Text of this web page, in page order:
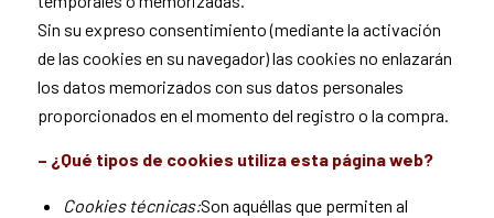
Sin su expreso consentimiento (mediante la activación
de las cookies en su navegador) las cookies no enlazarán
los datos memorizados con sus datos personales
proporcionados en el momento del registro o la compra.
– ¿Qué tipos de cookies utiliza esta página web?
Cookies técnicas:Son aquéllas que permiten al